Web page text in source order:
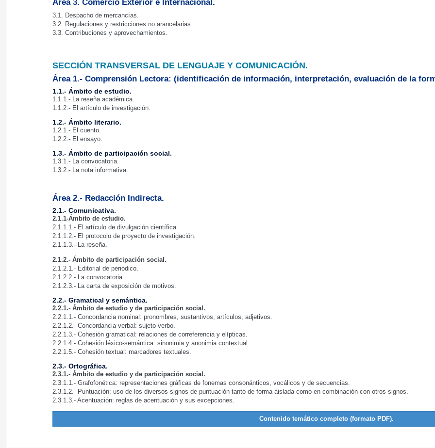
Área 3. Comercio Exterior e Internacional.
3.1. Despacho de mercancías.
3.2. Regulaciones y restricciones no arancelarias.
3.3. Contribuciones y aprovechamientos.
SECCIÓN TRANSVERSAL DE LENGUAJE Y COMUNICACIÓN.
Área 1.- Comprensión Lectora: (identificación de información, interpretación, evaluación de la
1.1.- Ámbito de estudio.
1.1.1.- La reseña académica.
1.1.2.- El artículo de investigación.
1.2.- Ámbito literario.
1.2.1.- El cuento.
1.2.2.- El ensayo.
1.3.- Ámbito de participación social.
1.3.1.- La convocatoria.
1.3.2.- La nota informativa.
Área 2.- Redacción Indirecta.
2.1.- Comunicativa.
2.1.1-Ámbito de estudio.
2.1.1.1.- El artículo de divulgación científica.
2.1.1.2.- El protocolo de proyecto de investigación.
2.1.1.3.- La reseña.
2.1.2.- Ámbito de participación social.
2.1.2.1.- Editorial de periódico.
2.1.2.2.- La convocatoria.
2.1.2.3.- La carta de exposición de motivos.
2.2.- Gramatical y semántica.
2.2.1.- Ámbito de estudio y de participación social.
2.2.1.1.- Concordancia nominal: pronombres, sustantivos, artículos, adjetivos.
2.2.1.2.- Concordancia verbal: sujeto-verbo.
2.2.1.3.- Cohesión gramatical: relaciones de correferencia y elípticas.
2.2.1.4.- Cohesión léxico-semántica: sinonimia y anonimia contextual.
2.2.1.5.- Cohesión textual: marcadores textuales.
2.3.- Ortográfica.
2.3.1.- Ámbito de estudio y de participación social.
2.3.1.1.- Grafofonética: representaciones gráficas de fonemas consonánticos, vocálicos y de secuencias.
2.3.1.2.- Puntuación: uso de los diversos signos de puntuación tanto de forma aislada como en combinación con otros signos.
2.3.1.3.- Acentuación: reglas de acentuación y sus excepciones.
Contenido temático completo (formato PDF).